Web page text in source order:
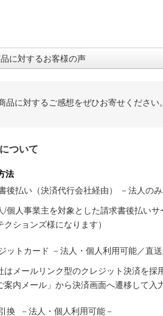
に対するお客様の声
品に対するご感想をぜひお寄せください。
ついて
法
後払い（決済代行会社経由） －法人の
/個人事業主を対象とした請求書後払い
クションズ様になります）
ットカード －法人・個人利用可能／直
はメールリンク型のクレジット決済を
案内メール」から決済画面へ遷移して入
換 －法人・個人利用可能－